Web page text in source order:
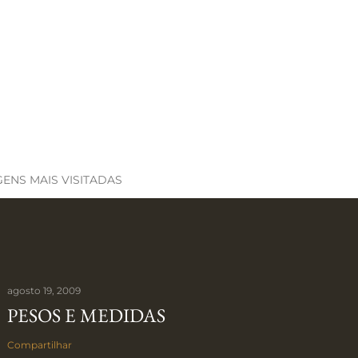
MAIS VISITADAS
agosto 19, 2009
PESOS E MEDIDAS
Compartilhar